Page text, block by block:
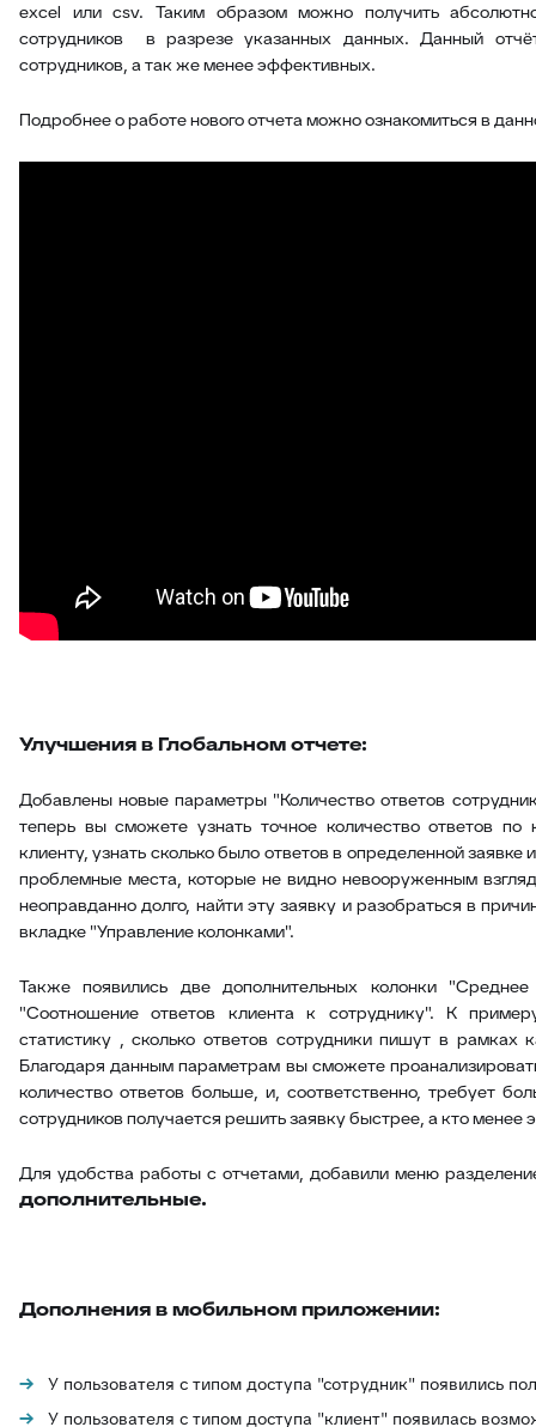
excel или csv. Таким образом можно получить
сотрудников в разрезе указанных данных. Данный
сотрудников, а так же менее эффективных.
Подробнее о работе нового отчета можно ознакомиться в
Улучшения в Глобальном отчете:
Добавлены новые параметры "Количество ответов
теперь вы сможете узнать точное количество ответов
клиенту, узнать сколько было ответов в определенной
проблемные места, которые не видно невооруженным
неоправданно долго, найти эту заявку и разобраться в
вкладке "Управление колонками".
Также появились две дополнительных колонки "Среднее
"Соотношение ответов клиента к сотруднику". К
статистику , сколько ответов сотрудники пишут в рамках
Благодаря данным параметрам вы сможете
количество ответов больше, и, соответственно, требует
сотрудников получается решить заявку быстрее, а кто менее
Для удобства работы с отчетами, добавили меню
дополнительные.
Дополнения в мобильном приложении:
У пользователя с типом доступа "сотрудник" появились
У пользователя с типом доступа "клиент" появилась